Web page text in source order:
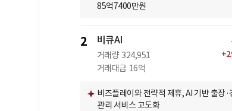
85억7400만원
2 비큐AI
거래량 324,951
거래대금 16억
+
비즈플레이와 전략적 제휴, AI 기반 출장·
관리 서비스 고도화